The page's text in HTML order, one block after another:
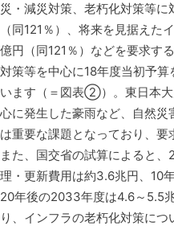
災・減災対策、老朽化対策等
（同121％）、将来を見据え
億円（同121％）などを要求す
対策等を中心に18年度当初予
います（＝図表②）。東日本大
心に発生した豪雨など、自然
は重要な課題となっており、要
また、国交省の試算によると
理・更新費用は約3.6兆円、10
20年後の2033年度は4.6～5.5
り、インフラの老朽化対策に